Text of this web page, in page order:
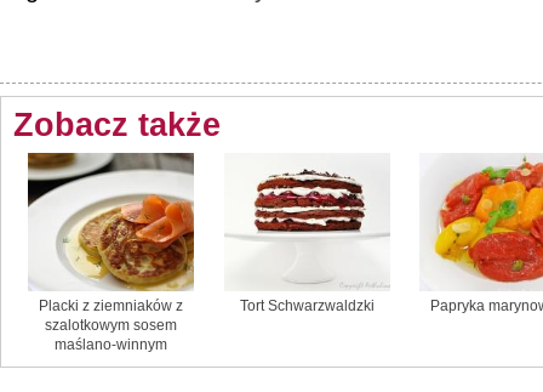
Zobacz także
Placki z ziemniaków z
szalotkowym sosem
maślano-winnym
Tort Schwarzwaldzki Papryka